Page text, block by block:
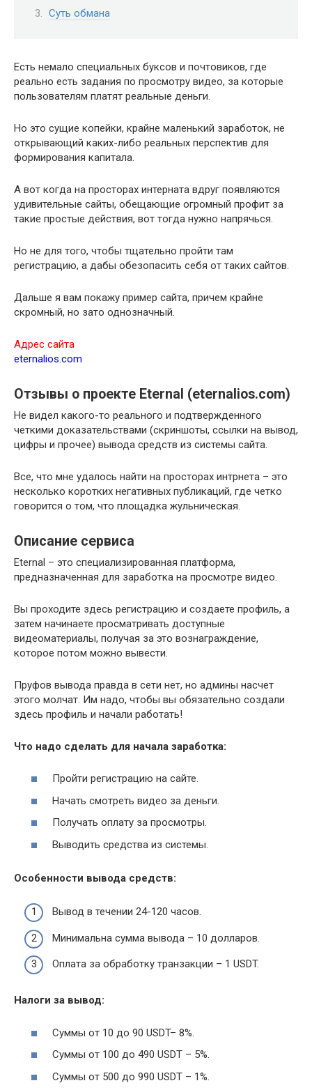
Суть обмана
Есть немало специальных буксов и почтовиков, где
реально есть задания по просмотру видео, за которые
пользователям платят реальные деньги.
Но это сущие копейки, крайне маленький заработок, не
открывающий каких-либо реальных перспектив для
формирования капитала.
А вот когда на просторах интерната вдруг появляются
удивительные сайты, обещающие огромный профит за
такие простые действия, вот тогда нужно напрячься.
Но не для того, чтобы тщательно пройти там
регистрацию, а дабы обезопасить себя от таких сайтов.
Дальше я вам покажу пример сайта, причем крайне
скромный, но зато однозначный.
Адрес сайта
eternalios.com
Отзывы о проекте Eternal (eternalios.com)
Не видел какого-то реального и подтвержденного
четкими доказательствами (скриншоты, ссылки на вывод,
цифры и прочее) вывода средств из системы сайта.
Все, что мне удалось найти на просторах интрнета – это
несколько коротких негативных публикаций, где четко
говорится о том, что площадка жульническая.
Описание сервиса
Eternal – это специализированная платформа,
предназначенная для заработка на просмотре видео.
Вы проходите здесь регистрацию и создаете профиль, а
затем начинаете просматривать доступные
видеоматериалы, получая за это вознаграждение,
которое потом можно вывести.
Пруфов вывода правда в сети нет, но админы насчет
этого молчат. Им надо, чтобы вы обязательно создали
здесь профиль и начали работать!
Что надо сделать для начала заработка:
Пройти регистрацию на сайте.
Начать смотреть видео за деньги.
Получать оплату за просмотры.
Выводить средства из системы.
Особенности вывода средств:
Вывод в течении 24-120 часов.
Минимальна сумма вывода – 10 долларов.
Оплата за обработку транзакции – 1 USDT.
Налоги за вывод:
Суммы от 10 до 90 USDT– 8%.
Суммы от 100 до 490 USDT – 5%.
Суммы от 500 до 990 USDT – 1%.